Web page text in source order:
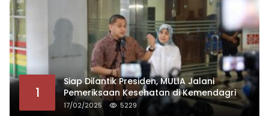
1
Siap Dilantik Presiden, MULIA Jalani
Pemeriksaan Kesehatan di Kemendagri
17/02/2025 5229